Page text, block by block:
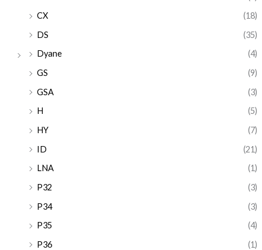
CX
(18)
DS
(35)
Dyane
(4)
GS
(9)
GSA
(3)
H
(5)
HY
(7)
ID
(21)
LNA
(1)
P32
(3)
P34
(3)
P35
(4)
P36
(1)